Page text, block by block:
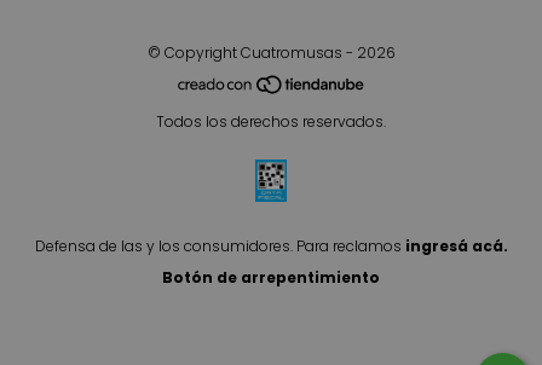
© Copyright Cuatromusas - 2026
Todos los derechos reservados.
Defensa de las y los consumidores. Para reclamos ingresá acá.
Botón de arrepentimiento